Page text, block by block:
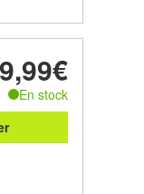
En stock